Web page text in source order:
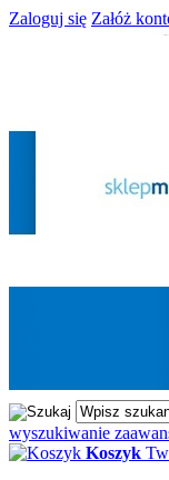
Zaloguj się Załóż
wyszukiwanie
Koszyk